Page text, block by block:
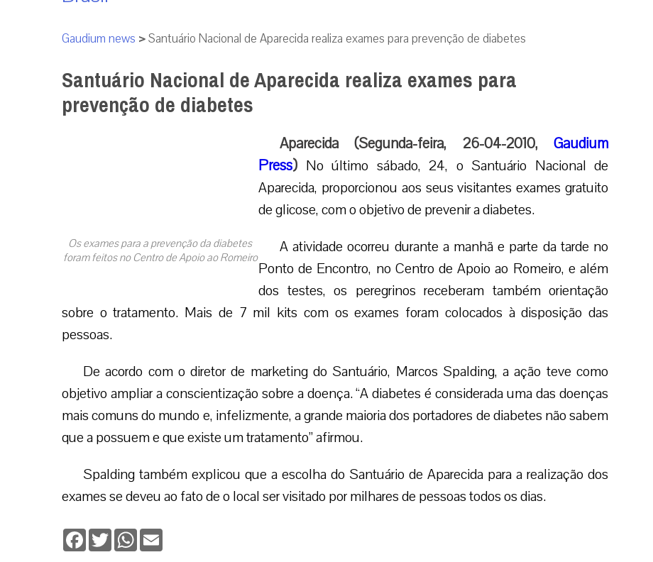
Gaudium news >Santuário Nacional de Aparecida realiza exames para prevenção de diabetes
Santuário Nacional de Aparecida realiza exames para
prevenção de diabetes
Os exames para a prevenção da diabetes
foram feitos no Centro de Apoio ao Romeiro
Aparecida (Segunda-feira, 26-04-2010, Gaudium
Press) No último sábado, 24, o Santuário Nacional de
Aparecida, proporcionou aos seus visitantes exames gratuito
de glicose, com o objetivo de prevenir a diabetes.
A atividade ocorreu durante a manhã e parte da tarde no
Ponto de Encontro, no Centro de Apoio ao Romeiro, e além
dos testes, os peregrinos receberam também orientação
sobre o tratamento. Mais de 7 mil kits com os exames foram colocados à disposição das
pessoas.
De acordo com o diretor de marketing do Santuário, Marcos Spalding, a ação teve como
objetivo ampliar a conscientização sobre a doença. “A diabetes é considerada uma das doenças
mais comuns do mundo e, infelizmente, a grande maioria dos portadores de diabetes não sabem
que a possuem e que existe um tratamento” afirmou.
Spalding também explicou que a escolha do Santuário de Aparecida para a realização dos
exames se deveu ao fato de o local ser visitado por milhares de pessoas todos os dias.
Facebook
TwitterWhatsApp